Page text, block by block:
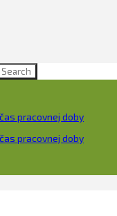
Search
pracovnej doby
pracovnej doby